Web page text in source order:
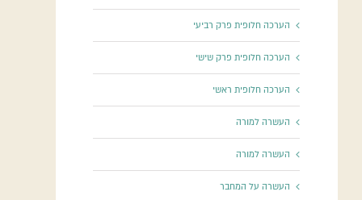
הערכה חלופית פרק רביעי
הערכה חלופית פרק שישי
הערכה חלופית ראשי
העשרה למורה
העשרה למורה
העשרה על המחבר